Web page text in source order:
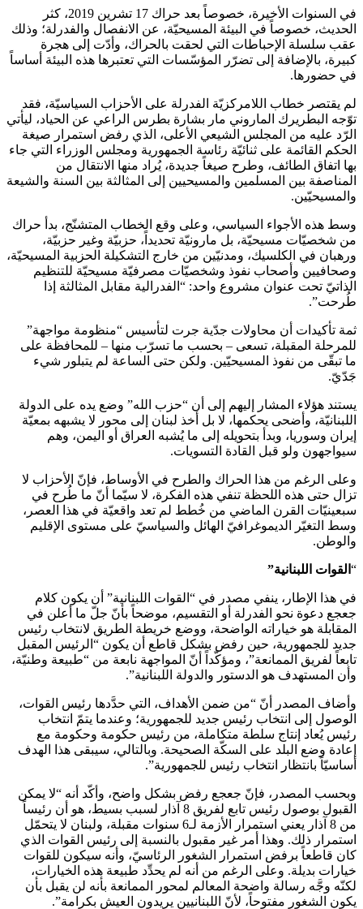
في السنوات الأخيرة، خصوصاً بعد حراك 17 تشرين 2019، كثر
الحديث، خصوصاً في البيئة المسيحيّة، عن الانفصال والفدرلة؛ وذلك
عقب سلسلة الإحباطات التي لحقت بالحراك، وأدّت إلى هجرة
كبيرة، بالإضافة إلى تضرّر المؤسّسات التي تعتبرها هذه البيئة أساساً
في حضورها.
لم يقتصر خطاب اللامركزيّة الفدرلة على الأحزاب السياسيّة، فقد
توّجه البطريرك الماروني مار بشارة بطرس الراعي عن الحياد، ليأتي
الرّد عليه من المجلس الشيعي الأعلى، الذي رفض استمرار صيغة
الحكم القائمة على ثنائيّة رئاسة الجمهورية ومجلس الوزراء التي جاء
بها اتفاق الطائف، وطرح صيغاً جديدة، يُراد منها الانتقال من
المناصفة بين المسلمين والمسيحيين إلى المثالثة بين السنة والشيعة
والمسيحيّين.
وسط هذه الأجواء السياسي، وعلى وقع الخطاب المتشنّج، بدأ حراك
من شخصيّات مسيحيّة، بل مارونيّة تحديداً، حزبيّة وغير حزبيّة،
ورهبان في الكلسيك، ومدنيّين من خارج التشكيلة الحزبية المسيحيّة،
وصحافيين وأصحاب نفوذ وشخصيّات مصرفيّة مسيحيّة للتنظيم
الذاتيّ تحت عنوان مشروع واحد: “الفدرالية مقابل المثالثة إذا
طُرحت”.
ثمة تأكيدات أن محاولات جدّية جرت لتأسيس “منظومة مواجهة”
للمرحلة المقبلة، تسعى – بحسب ما تسرّب منها – للمحافظة على
ما تبقّى من نفوذ المسيحيّين. ولكن حتى الساعة لم يتبلور شيء
جَدّيّ.
يستند هؤلاء المشار إليهم إلى أن “حزب الله” وضع يده على الدولة
اللبنانيّة، وأضحى يحكمها، لا بل أخذ لبنان إلى محور لا يشبهه بمعيّة
إيران وسوريا، وبدأ بتحويله إلى ما يُشبه العراق أو اليمن، وهم
سيواجهون ولو قبل القادة التسويات.
وعلى الرغم من هذا الحراك والطرح في الأوساط، فإنّ الأحزاب لا
تزال حتى هذه اللحظة تنفي هذه الفكرة، لا سيّما أنّ ما طُرح في
سبعينيّات القرن الماضي من خُطط لم تعد واقعيّة في هذا العصر،
وسط التغيّر الديموغرافيّ الهائل والسياسيّ على مستوى الإقليم
والوطن.
“ القوات اللبنانية”
في هذا الإطار، ينفي مصدر في “القوات اللبنانية” أن يكون كلام
جعجع دعوة نحو الفدرلة أو التقسيم، موضحاً بأنّ جلّ ما أعلن في
المقابلة هو خياراته الواضحة، ووضع خريطة الطريق لانتخاب رئيس
جديد للجمهورية، حين رفض بشكل قاطع أن يكون “الرئيس المقبل
تابعاً لفريق الممانعة”، ومؤكّداً أنّ المواجهة نابعة من “طبيعة وطنيّة،
وأن المستهدف هو الدستور والدولة اللبنانية”.
وأضاف المصدر أنّ “من ضمن الأهداف، التي حدَّدها رئيس القوات،
الوصول إلى انتخاب رئيس جديد للجمهورية؛ وعندما يتمّ انتخاب
رئيس يُعاد إنتاج سلطة متكاملة، من رئيس حكومة وحكومة مع
إعادة وضع البلد على السكّة الصحيحة. وبالتالي، سيبقى هذا الهدف
أساسيّاً بانتظار انتخاب رئيس للجمهورية”.
وبحسب المصدر، فإنّ جعجع رفض بشكل واضح، وأكّد أنه “لا يمكن
القبول بوصول رئيس تابع لفريق 8 آذار لسبب بسيط، هو أن رئيساً
من 8 آذار يعني استمرار الأزمة لـ6 سنوات مقبلة، ولبنان لا يتحمّل
استمرار ذلك. وهذا أمر غير مقبول بالنسبة إلى رئيس القوات الذي
كان قاطعاً برفض استمرار الشغور الرئاسيّ، وأنه سيكون للقوات
خيارات بديلة. وعلى الرغم من أنه لم يحدِّد طبيعة هذه الخيارات،
لكنّه وجَّه رسالة واضحة المعالم لمحور الممانعة بأنه لن يقبل بأن
يكون الشغور مفتوحاً، لأنّ اللبنانيين يريدون العيش بكرامة”.